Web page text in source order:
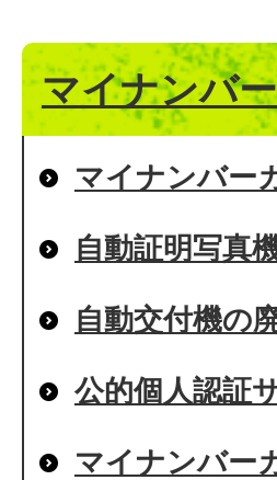
マイナンバ
マイナンバー
自動証明写真
自動交付機の
公的個人認証
マイナンバー